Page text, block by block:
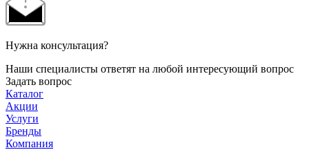
Нужна консультация?
Наши специалисты ответят на любой интересующий вопрос
Задать вопрос
Каталог
Акции
Услуги
Бренды
Компания